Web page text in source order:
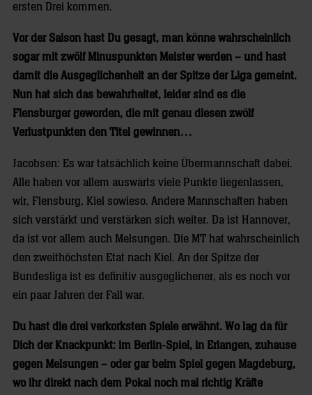
ersten Drei kommen.
Vor der Saison hast Du gesagt, man könne wahrscheinlich
sogar mit zwölf Minuspunkten Meister werden – und hast
damit die Ausgeglichenheit an der Spitze der Liga gemeint.
Nun hat sich das bewahrheitet, leider sind es die
Flensburger geworden, die mit genau diesen zwölf
Verlustpunkten den Titel gewinnen…
Jacobsen: Es war tatsächlich keine Übermannschaft dabei.
Alle haben vor allem auswärts viele Punkte liegenlassen,
wir, Flensburg, Kiel sowieso. Andere Mannschaften haben
sich verstärkt und verstärken sich weiter. Da ist Hannover,
da ist vor allem auch Melsungen. Die MT hat wahrscheinlich
den zweithöchsten Etat nach Kiel. An der Spitze der
Bundesliga ist es definitiv ausgeglichener, als es noch vor
ein paar Jahren der Fall war.
Du hast die drei verkorksten Spiele erwähnt. Wo lag da für
Dich der Knackpunkt: im Berlin-Spiel, in Erlangen, zuhause
gegen Melsungen – oder gar beim Spiel gegen Magdeburg,
wo ihr direkt nach dem Pokal noch mal richtig Kräfte